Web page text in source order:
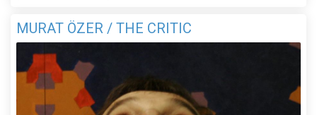
MURAT ÖZER / THE CRITIC